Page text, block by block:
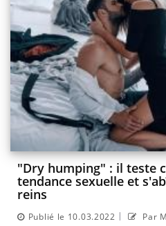
"Dry humping" : il teste
tendance sexuelle et
reins
Publié le 10.03.2022 | Par